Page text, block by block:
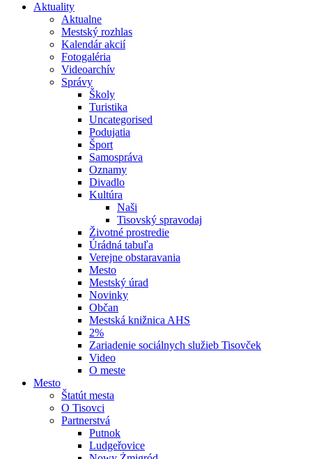
Aktuality
Aktualne
Mestský rozhlas
Kalendár akcií
Fotogaléria
Videoarchív
Správy
Školy
Turistika
Uncategorised
Podujatia
Šport
Samospráva
Oznamy
Divadlo
Kultúra
Naši
Tisovský spravodaj
Životné prostredie
Úrádná tabuľa
Verejne obstaravania
Mesto
Mestský úrad
Novinky
Občan
Mestská knižnica AHS
2%
Zariadenie sociálnych služieb Tisovček
Video
O meste
Mesto
Štatút mesta
O Tisovci
Partnerstvá
Putnok
Ludgeřovice